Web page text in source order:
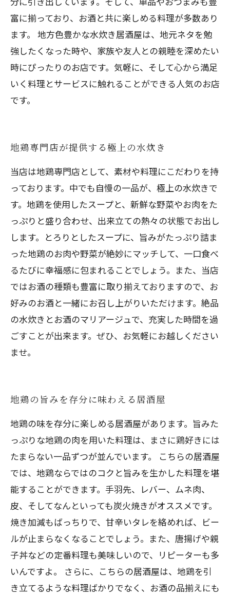
富に揃っており、お酒と共に楽しめる料理が多数あり
ます。 地方色豊かな水炊き居酒屋は、地元ネタを勉
強したくなった時や、家族や友人との親睦を深めたい
時にぴったりのお店です。気軽に、そして心から満足
いく料理とサービスに触れることができる人気のお店
です。
地鶏専門店が提供する極上の水炊き
当店は地鶏専門店として、素材や料理にこだわりを持
っております。中でも自慢の一品が、極上の水炊きで
す。地鶏を使用したスープと、新鮮な野菜やお肉をた
っぷりと盛り合わせ、出来立ての熱々の状態でお出し
します。とろりとしたスープに、旨みがたっぷり詰ま
った地鶏のお肉や野菜が絶妙にマッチして、一口食べ
るたびに幸福感に包まれることでしょう。また、当店
ではお酒の種類も豊富に取り揃えておりますので、お
好みのお酒と一緒にお召し上がりいただけます。絶品
の水炊きとお酒のマリアージュで、充実した時間を過
ごすことが出来ます。ぜひ、お気軽にお越しください
ませ。
地鶏の旨みを存分に味わえる居酒屋
地鶏の味を存分に楽しめる居酒屋があります。旨みた
っぷりな地鶏の肉を用いた料理は、まさに鶏好きには
たまらない一品ずつが並んでいます。 こちらの居酒屋
では、地鶏ならではのコクと旨みを生かした料理を堪
能することができます。手羽先、レバー、ムネ肉、
皮、そしてなんといっても炭火焼きがオススメです。
焼き加減もばっちりで、甘辛いタレを絡めれば、ビー
ルが止まらなくなることでしょう。また、唐揚げや親
子丼などの定番料理も美味しいので、リピーターも多
いんですよ。 さらに、こちらの居酒屋は、地鶏を引
き立てるような料理ばかりでなく、お酒の品揃えにも